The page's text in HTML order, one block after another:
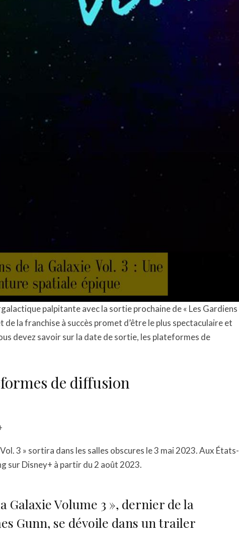
palpitante avec la sortie prochaine de « Les Gardiens
de la franchise à succès promet d’être le plus spectaculaire et
devez savoir sur la date de sortie, les plateformes de
de diffusion
3 » sortira dans les salles obscures le 3 mai 2023. Aux États-
sur Disney+ à partir du 2 août 2023.
Galaxie Volume 3 », dernier de la
Gunn, se dévoile dans un trailer